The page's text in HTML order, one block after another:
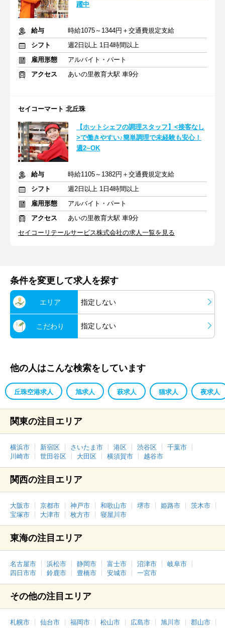
躍中
給与
時給1075～1344円＋交通費規定支給
シフト
週2日以上 1日4時間以上
雇用形態
アルバイト・パート
アクセス
あいの里教育大駅 車9分
セイコーマート 北丘珠
【ホットシェフの調理スタッフ】<接客なし
>で働きやすい♪簡単調理で未経験も安心！
週2~OK
給与
時給1105～1382円＋交通費規定支給
シフト
週2日以上 1日4時間以上
雇用形態
アルバイト・パート
アクセス
あいの里教育大駅 車9分
セイコーリテールサービス株式会社の求人一覧を見る
条件を変更して求人を探す
エリア 指定しない
こだわり 指定しない
他の人はこんな検索をしています
丘珠空港求人 旭求人 萩求人 猫求人 夜求人
関東の注目エリア
横浜市 新宿区 さいたま市 港区 渋谷区
千葉市
川崎市
世田谷区 大田区 横須賀市 越谷市
関西の注目エリア
大阪市 京都市 神戸市 和歌山市 堺市 姫路市
茨木市
宝塚市
大津市 枚方市 寝屋川市
東海の注目エリア
名古屋市 浜松市 静岡市 富士市 沼津市
岐阜市
四日市市
鈴鹿市 豊橋市 安城市 一宮市
その他の注目エリア
札幌市 仙台市 福岡市 松山市 広島市 旭川市
郡山市